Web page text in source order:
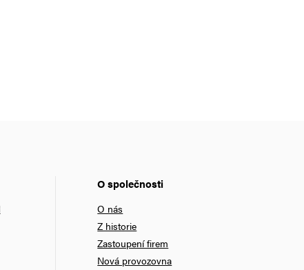
O společnosti
O nás
Z historie
Zastoupení firem
Nová provozovna